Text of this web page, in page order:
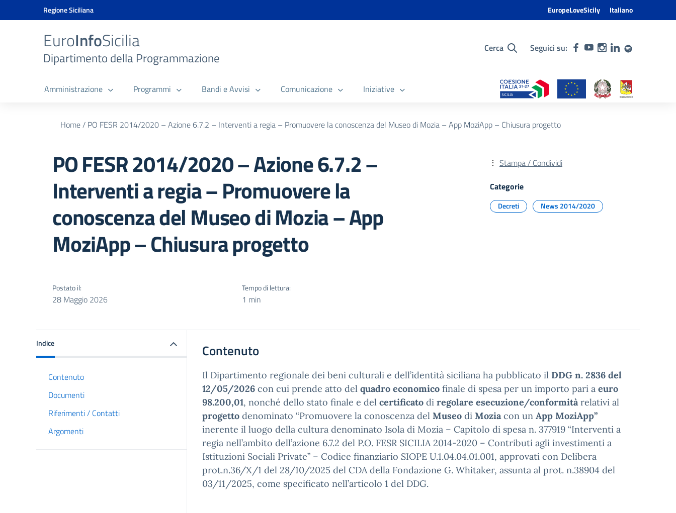
Vai ai contenuti
Vai al menu di navigazione
Vai al banner delle Cookie Policy
Regione Siciliana EuropeLoveSicily Italiano
EuroInfoSicilia
Dipartimento della Programmazione
Cerca Seguici su:
Amministrazione Programmi Bandi e Avvisi Comunicazione Iniziative
Home/ PO FESR 2014/2020 – Azione 6.7.2 – Interventi a regia – Promuovere la conoscenza del Museo di Mozia – App MoziApp – Chiusura progetto
PO FESR 2014/2020 – Azione 6.7.2 –
Interventi a regia – Promuovere la
conoscenza del Museo di Mozia – App
MoziApp – Chiusura progetto
Postato il:
28 Maggio 2026
Tempo di lettura:
1 min
Stampa / Condividi
Categorie
Decreti News 2014/2020
Indice
Contenuto
Documenti
Riferimenti / Contatti
Argomenti
Contenuto
Il Dipartimento regionale dei beni culturali e dell’identità siciliana ha pubblicato il DDG n. 2836 del
12/05/2026 con cui prende atto del quadro economico finale di spesa per un importo pari a euro
98.200,01, nonché dello stato finale e del certificato di regolare esecuzione/conformitàrelativi al
progetto denominato “Promuovere la conoscenza del Museo di Moziacon un App MoziApp”
inerente il luogo della cultura denominato Isola di Mozia – Capitolo di spesa n. 377919 “Interventi a
regia nell’ambito dell’azione 6.7.2 del P.O. FESR SICILIA 2014-2020 – Contributi agli investimenti a
Istituzioni Sociali Private” – Codice finanziario SIOPE U.1.04.04.01.001, approvati con Delibera
prot.n.36/X/1 del 28/10/2025 del CDA della Fondazione G. Whitaker, assunta al prot. n.38904 del
03/11/2025, come specificato nell’articolo 1 del DDG.